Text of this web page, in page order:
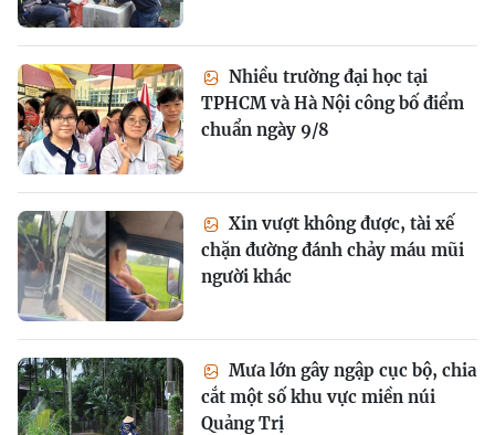
Nhiều trường đại học tại
TPHCM và Hà Nội công bố điểm
chuẩn ngày 9/8
Xin vượt không được, tài xế
chặn đường đánh chảy máu mũi
người khác
Mưa lớn gây ngập cục bộ, chia
cắt một số khu vực miền núi
Quảng Trị